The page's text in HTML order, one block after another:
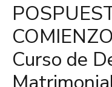
Curso de